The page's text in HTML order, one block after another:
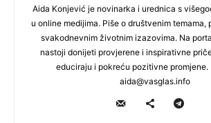
Aida Konjević je novinarka i urednica s
u online medijima. Piše o društvenim temama,
svakodnevnim životnim izazovima. Na
nastoji donijeti provjerene i inspirativne
educiraju i pokreću pozitivne promjene.
aida@vasglas.info